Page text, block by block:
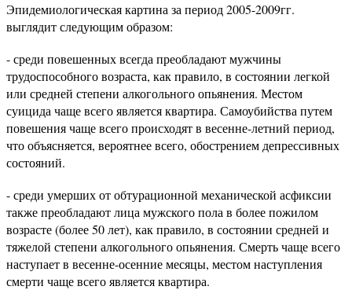
Эпидемиологическая картина за период 2005-2009гг.
выглядит следующим образом:
- среди повешенных всегда преобладают мужчины
трудоспособного возраста, как правило, в состоянии легкой
или средней степени алкогольного опьянения. Местом
суицида чаще всего является квартира. Самоубийства путем
повешения чаще всего происходят в весенне-летний период,
что объясняется, вероятнее всего, обострением депрессивных
состояний.
- среди умерших от обтурационной механической асфиксии
также преобладают лица мужского пола в более пожилом
возрасте (более 50 лет), как правило, в состоянии средней и
тяжелой степени алкогольного опьянения. Смерть чаще всего
наступает в весенне-осенние месяцы, местом наступления
смерти чаще всего является квартира.